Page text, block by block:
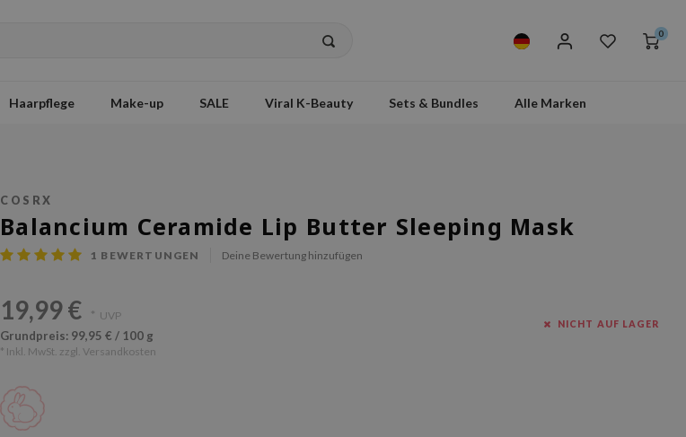
0
Haarpflege Make-up SALE Viral K-Beauty Sets & Bundles Alle Marken
COSRX
Balancium Ceramide Lip Butter Sleeping Mask
1 BEWERTUNGEN Deine Bewertung hinzufügen
19,99 € * UVP
Grundpreis: 99,95 € / 100 g
* Inkl. MwSt. zzgl. Versandkosten
NICHT AUF LAGER